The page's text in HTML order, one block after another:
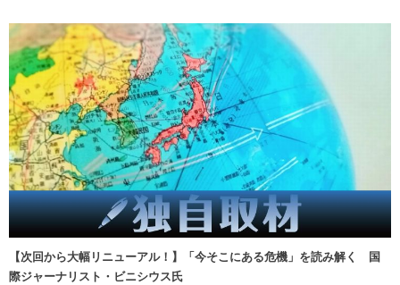
【次回から大幅リニューアル！】「今そこにある危機」を読み解く 国
際ジャーナリスト・ビニシウス氏